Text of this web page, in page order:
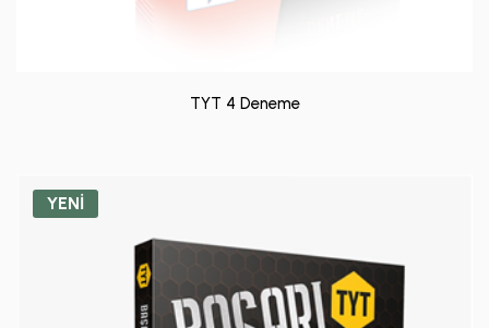
TYT 4 Deneme
YENİ